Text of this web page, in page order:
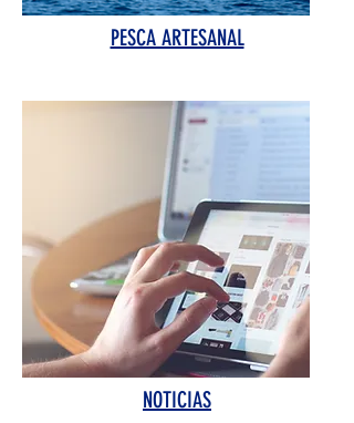
PESCA ARTESANAL
NOTICIAS